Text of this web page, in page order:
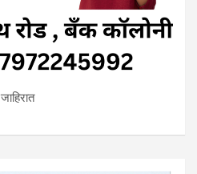
जाहिरात